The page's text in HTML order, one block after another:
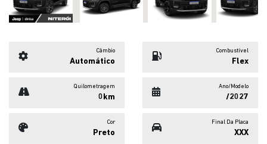
Câmbio
Automático
Combustível
Flex
Quilometragem
0km
Ano/Modelo
/2027
Cor
Preto
Final Da Placa
XXX